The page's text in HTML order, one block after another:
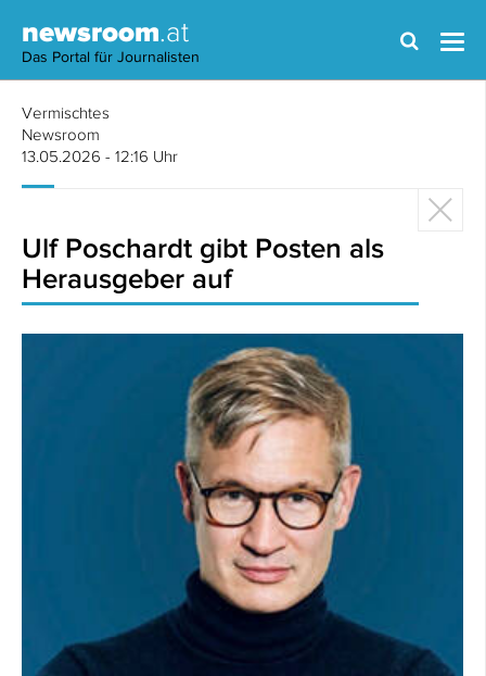
newsroom.at
Das Portal für Journalisten
Vermischtes
Newsroom
13.05.2026 - 12:16 Uhr
Ulf Poschardt gibt Posten als
Herausgeber auf